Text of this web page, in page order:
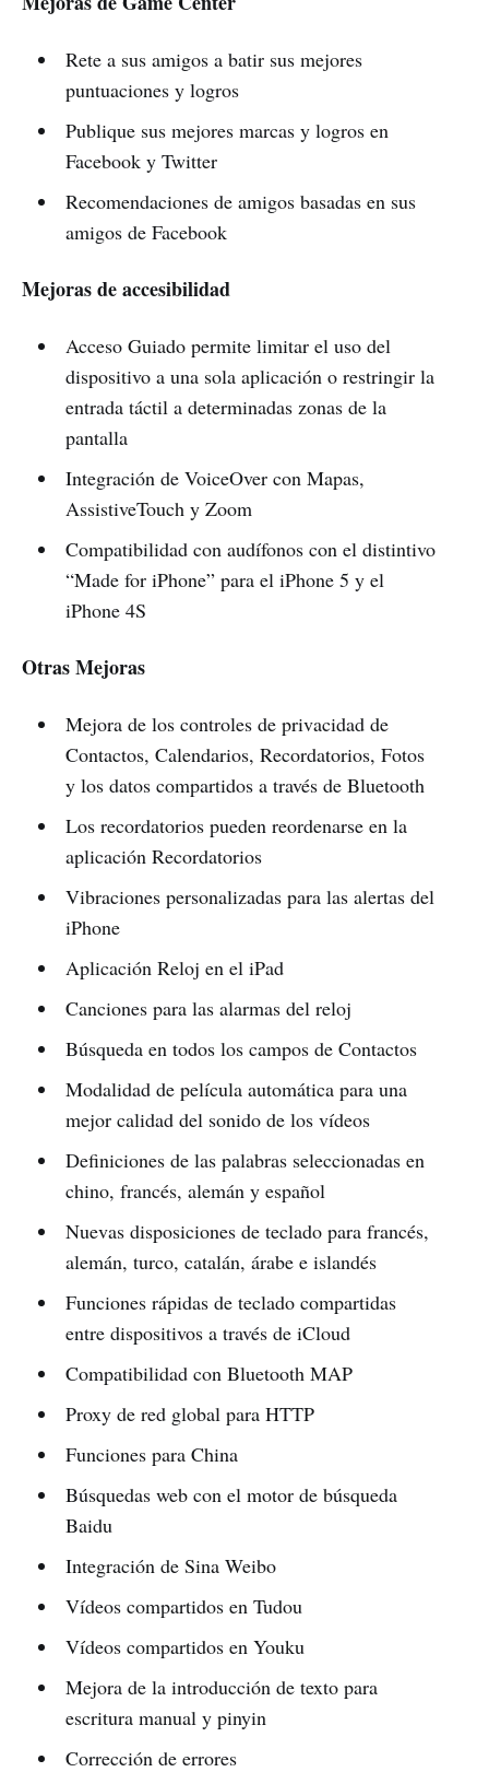
Rete a sus amigos a batir sus mejores
puntuaciones y logros
Publique sus mejores marcas y logros en
Facebook y Twitter
Recomendaciones de amigos basadas en sus
amigos de Facebook
Mejoras de accesibilidad
Acceso Guiado permite limitar el uso del
dispositivo a una sola aplicación o restringir la
entrada táctil a determinadas zonas de la
pantalla
Integración de VoiceOver con Mapas,
AssistiveTouch y Zoom
Compatibilidad con audífonos con el distintivo
“Made for iPhone” para el iPhone 5 y el
iPhone 4S
Otras Mejoras
Mejora de los controles de privacidad de
Contactos, Calendarios, Recordatorios, Fotos
y los datos compartidos a través de Bluetooth
Los recordatorios pueden reordenarse en la
aplicación Recordatorios
Vibraciones personalizadas para las alertas del
iPhone
Aplicación Reloj en el iPad
Canciones para las alarmas del reloj
Búsqueda en todos los campos de Contactos
Modalidad de película automática para una
mejor calidad del sonido de los vídeos
Definiciones de las palabras seleccionadas en
chino, francés, alemán y español
Nuevas disposiciones de teclado para francés,
alemán, turco, catalán, árabe e islandés
Funciones rápidas de teclado compartidas
entre dispositivos a través de iCloud
Compatibilidad con Bluetooth MAP
Proxy de red global para HTTP
Funciones para China
Búsquedas web con el motor de búsqueda
Baidu
Integración de Sina Weibo
Vídeos compartidos en Tudou
Vídeos compartidos en Youku
Mejora de la introducción de texto para
escritura manual y pinyin
Corrección de errores